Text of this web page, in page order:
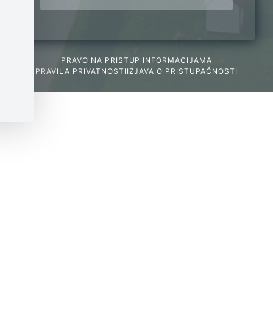
PRAVO NA PRISTUP INFORMACIJAMA
PRAVILA PRIVATNOSTI IZJAVA O PRISTUPAČNOSTI